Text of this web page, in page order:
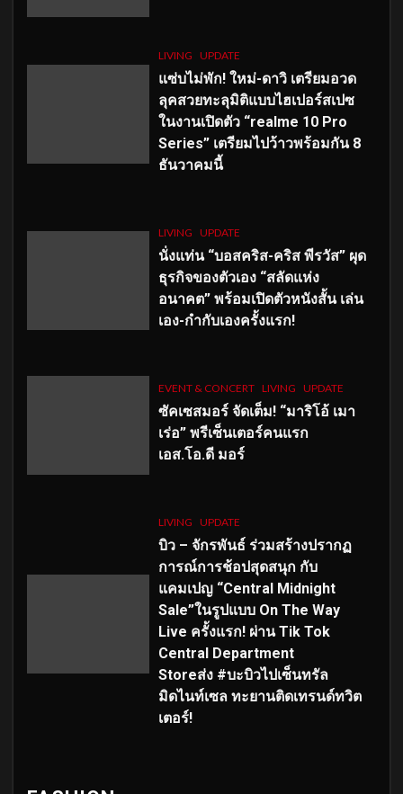
LIVING UPDATE
แซ่บไม่พัก! ใหม่-ดาวิ เตรียมอวด
ลุคสวยทะลุมิติแบบไฮเปอร์สเปซ
ในงานเปิดตัว “realme 10 Pro
Series” เตรียมไปว้าวพร้อมกัน 8
ธันวาคมนี้
LIVING UPDATE
นั่งแท่น “บอสคริส-คริส พีรวัส” ผุด
ธุรกิจของตัวเอง “สลัดแห่ง
อนาคต” พร้อมเปิดตัวหนังสั้น เล่น
เอง-กำกับเองครั้งแรก!
EVENT & CONCERT LIVING UPDATE
ซัคเซสมอร์ จัดเต็ม! “มาริโอ้ เมา
เร่อ” พรีเซ็นเตอร์คนแรก
เอส.โอ.ดี มอร์
LIVING UPDATE
บิว – จักรพันธ์ ร่วมสร้างปรากฏ
การณ์การช้อปสุดสนุก กับ
แคมเปญ “Central Midnight
Sale”ในรูปแบบ On The Way
Live ครั้งแรก! ผ่าน Tik Tok
Central Department
Storeส่ง #บะบิวไปเซ็นทรัล
มิดไนท์เซล ทะยานติดเทรนด์ทวิต
เตอร์!